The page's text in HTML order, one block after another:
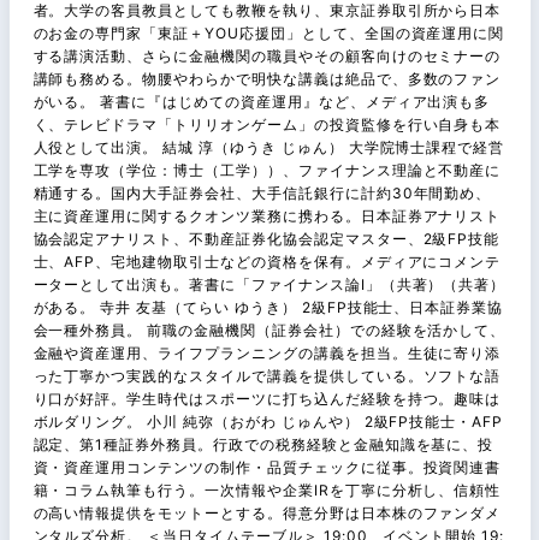
者。大学の客員教員としても教鞭を執り、東京証券取引所から日本
のお金の専門家「東証＋YOU応援団」として、全国の資産運用に関
する講演活動、さらに金融機関の職員やその顧客向けのセミナーの
講師も務める。物腰やわらかで明快な講義は絶品で、多数のファン
がいる。 著書に『はじめての資産運用』など、メディア出演も多
く、テレビドラマ「トリリオンゲーム」の投資監修を行い自身も本
人役として出演。 結城 淳（ゆうき じゅん） 大学院博士課程で経営
工学を専攻（学位：博士（工学））、ファイナンス理論と不動産に
精通する。国内大手証券会社、大手信託銀行に計約30年間勤め、
主に資産運用に関するクオンツ業務に携わる。日本証券アナリスト
協会認定アナリスト、不動産証券化協会認定マスター、2級FP技能
士、AFP、宅地建物取引士などの資格を保有。メディアにコメンテ
ーターとして出演も。著書に「ファイナンス論Ⅰ」（共著）（共著）
がある。 寺井 友基（てらい ゆうき） 2級FP技能士、日本証券業協
会一種外務員。 前職の金融機関（証券会社）での経験を活かして、
金融や資産運用、ライフプランニングの講義を担当。生徒に寄り添
った丁寧かつ実践的なスタイルで講義を提供している。ソフトな語
り口が好評。学生時代はスポーツに打ち込んだ経験を持つ。趣味は
ボルダリング。 小川 純弥（おがわ じゅんや） 2級FP技能士・AFP
認定、第1種証券外務員。行政での税務経験と金融知識を基に、投
資・資産運用コンテンツの制作・品質チェックに従事。投資関連書
籍・コラム執筆も行う。一次情報や企業IRを丁寧に分析し、信頼性
の高い情報提供をモットーとする。得意分野は日本株のファンダメ
ンタルズ分析。 ＜当日タイムテーブル＞ 19:00 イベント開始 19: